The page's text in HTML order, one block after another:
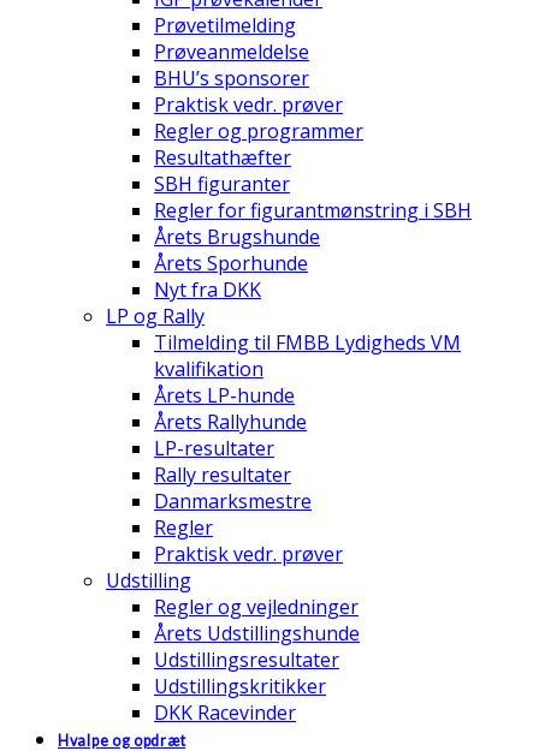
Prøvetilmelding
Prøveanmeldelse
BHU’s sponsorer
Praktisk vedr. prøver
Regler og programmer
Resultathæfter
SBH figuranter
Regler for figurantmønstring i SBH
Årets Brugshunde
Årets Sporhunde
Nyt fra DKK
LP og Rally
Tilmelding til FMBB Lydigheds VM
kvalifikation
Årets LP-hunde
Årets Rallyhunde
LP-resultater
Rally resultater
Danmarksmestre
Regler
Praktisk vedr. prøver
Udstilling
Regler og vejledninger
Årets Udstillingshunde
Udstillingsresultater
Udstillingskritikker
DKK Racevinder
Hvalpe og opdræt